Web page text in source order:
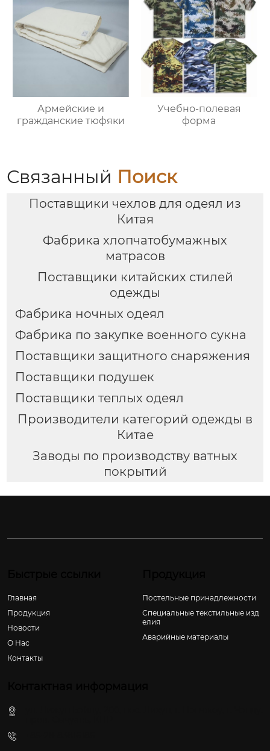
Армейские и
гражданские тюфяки
Учебно-полевая
форма
Связанный Поиск
Поставщики чехлов для одеял из
Китая
Фабрика хлопчатобумажных
матрасов
Поставщики китайских стилей
одежды
Фабрика ночных одеял
Фабрика по закупке военного сукна
Поставщики защитного снаряжения
Поставщики подушек
Поставщики теплых одеял
Производители категорий одежды в
Китае
Заводы по производству ватных
покрытий
Главная
Продукция
Новости
О Hас
Контакты
Постельные принадлежности
Специальные текстильные изд
елия
Аварийные материалы